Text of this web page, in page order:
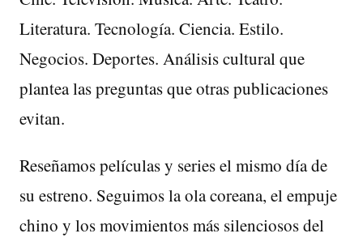
Literatura. Tecnología. Ciencia. Estilo.
Negocios. Deportes. Análisis cultural que
plantea las preguntas que otras publicaciones
evitan.
Reseñamos películas y series el mismo día de
su estreno. Seguimos la ola coreana, el empuje
chino y los movimientos más silenciosos del